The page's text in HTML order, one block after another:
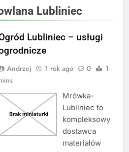
Lubliniec
Lubliniec – usługi
Andrzej 1 rok ago 0
1
Mrówka-
Lubliniec to
kompleksowy
dostawca
materiałów